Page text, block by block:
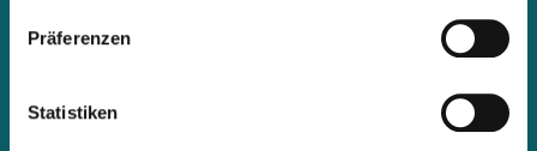
Präferenzen
StatistikenMit unserem Newsletter